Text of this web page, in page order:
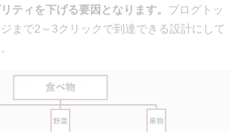
ティを下げる要因となります。 ブログトッ
まで2～3クリックで到達できる設計にして